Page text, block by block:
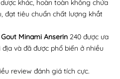
khác, hoàn toàn không chứa
đạt tiêu chuẩn chất lượng khắt
Minami Anserin 240 được ưa
và đã được phổ biến ở nhiều
review đánh giá tích cực.